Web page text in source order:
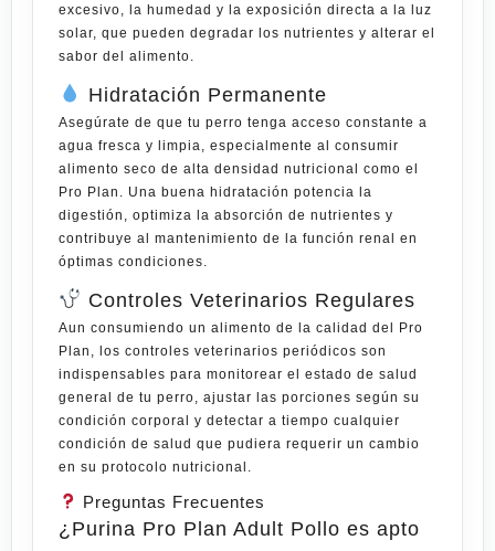
excesivo, la humedad y la exposición directa a la luz
solar, que pueden degradar los nutrientes y alterar el
sabor del alimento.
Hidratación Permanente
Asegúrate de que tu perro tenga acceso constante a
agua fresca y limpia, especialmente al consumir
alimento seco de alta densidad nutricional como el
Pro Plan. Una buena hidratación potencia la
digestión, optimiza la absorción de nutrientes y
contribuye al mantenimiento de la función renal en
óptimas condiciones.
Controles Veterinarios Regulares
Aun consumiendo un alimento de la calidad del Pro
Plan, los controles veterinarios periódicos son
indispensables para monitorear el estado de salud
general de tu perro, ajustar las porciones según su
condición corporal y detectar a tiempo cualquier
condición de salud que pudiera requerir un cambio
en su protocolo nutricional.
Preguntas Frecuentes
¿Purina Pro Plan Adult Pollo es apto